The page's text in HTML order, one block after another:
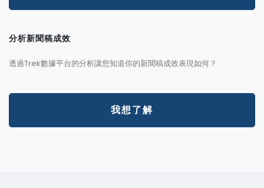
分析新聞稿成效
透過Trek數據平台的分析讓您知道你的新聞稿成效表現如何？
我想了解